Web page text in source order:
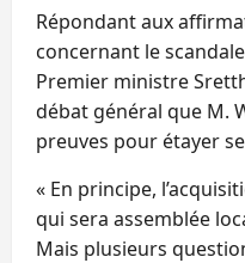
Répondant aux
concernant le
Premier ministre
débat général que M.
preuves pour étayer
« En principe,
qui sera assemblée
Mais plusieurs